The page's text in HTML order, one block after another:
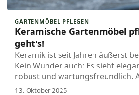
GARTENMÖBEL PFLEGEN
Keramische Gartenmöbel
geht's!
Keramik ist seit Jahren äußerst
Kein Wunder auch: Es sieht
robust und wartungsfreundlich.
Keramik eigentlich genau? Und
13. Oktober 2025